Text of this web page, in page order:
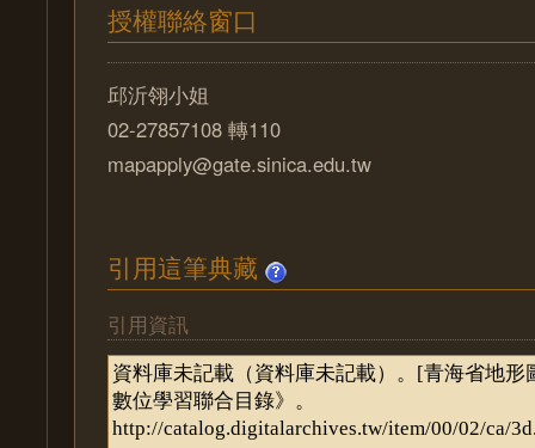
授權聯絡窗口
邱沂翎小姐
02-27857108 轉110
mapapply@gate.sinica.edu.tw
引用這筆典藏
引用資訊